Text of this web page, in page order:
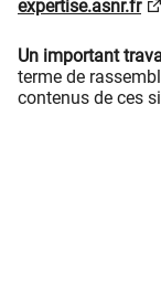
expertise.asnr.fr
Un important
terme de
contenus de ces